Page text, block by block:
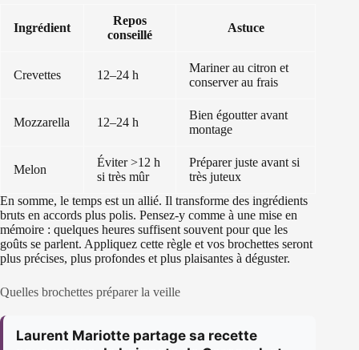
Ingrédient
Repos
conseillé
Astuce
Crevettes 12–24 h
Mariner au citron et
conserver au frais
Mozzarella 12–24 h
Bien égoutter avant
montage
Melon
Éviter >12 h
si très mûr
Préparer juste avant si
très juteux
En somme, le temps est un allié. Il transforme des ingrédients
bruts en accords plus polis. Pensez-y comme à une mise en
mémoire : quelques heures suffisent souvent pour que les
goûts se parlent. Appliquez cette règle et vos brochettes seront
plus précises, plus profondes et plus plaisantes à déguster.
Quelles brochettes préparer la veille
Laurent Mariotte partage sa recette